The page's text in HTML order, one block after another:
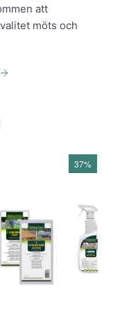
att
möts och
37%